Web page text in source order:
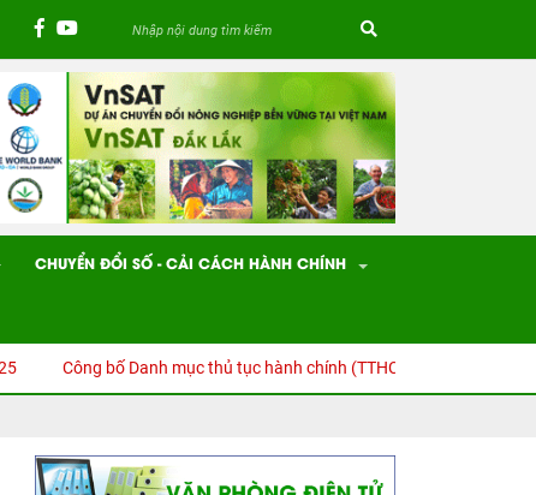
CHUYỂN ĐỔI SỐ - CẢI CÁCH HÀNH CHÍNH
Công bố Danh mục thủ tục hành chính (TTHC) được sửa đổi, bổ